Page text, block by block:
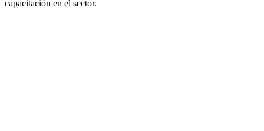
capacitación en el sector.